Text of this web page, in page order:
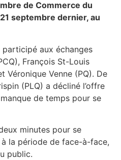
de Commerce du
septembre dernier, au
participé aux échanges
François St-Louis
Véronique Venne (PQ). De
(PLQ) a décliné l’offre
de temps pour se
minutes pour se
la période de face-à-face,
public.